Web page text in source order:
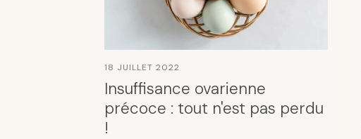
18 JUILLET 2022
Insuffisance ovarienne
précoce : tout n'est pas perdu
!